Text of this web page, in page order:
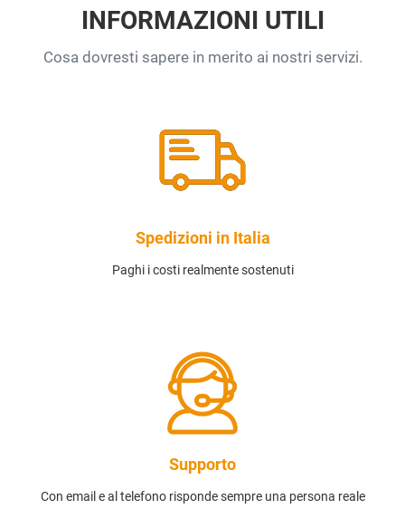
INFORMAZIONI UTILI
Cosa dovresti sapere in merito ai nostri servizi.
Spedizioni in Italia
Paghi i costi realmente sostenuti
Supporto
Con email e al telefono risponde sempre una persona reale